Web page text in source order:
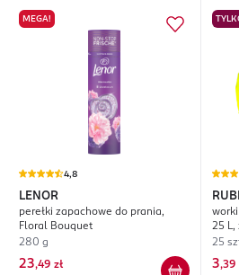
MEGA!
4,8
LENOR
perełki zapachowe do prania,
Floral Bouquet
280 g
23,49 zł
25 L,
25
3,39